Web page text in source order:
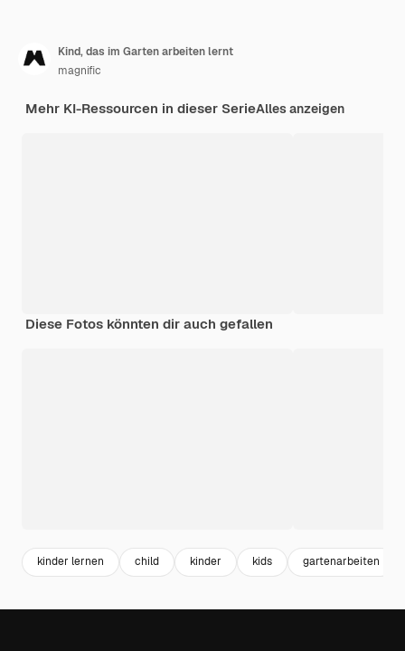
Kind, das im Garten arbeiten lernt
magnific
Mehr KI-Ressourcen in dieser SerieAlles anzeigen
Diese Fotos könnten dir auch gefallen
kinder lernen child kinder kids gartenarbeiten